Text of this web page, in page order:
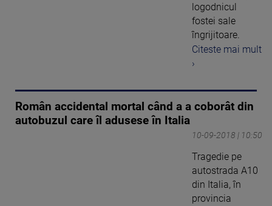
logodnicul
fostei sale
îngrijitoare.
Citeste mai mult
›
Român accidental mortal când a a coborât din
autobuzul care îl adusese în Italia
10-09-2018 | 10:50
Tragedie pe
autostrada A10
din Italia, în
provincia